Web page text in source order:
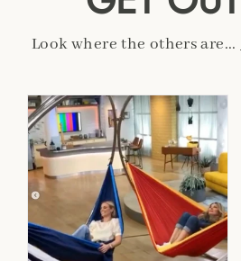
Look where the others are...